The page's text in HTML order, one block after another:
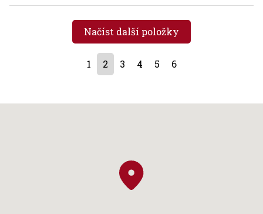
Načíst další položky
1 2 3 4 5 6